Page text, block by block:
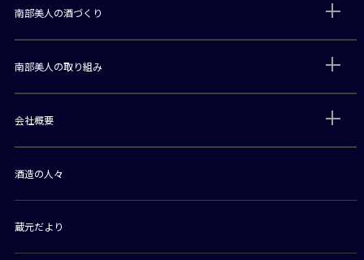
南部美人の酒づくり
南部美人の取り組み
会社概要
酒造の人々
蔵元だより